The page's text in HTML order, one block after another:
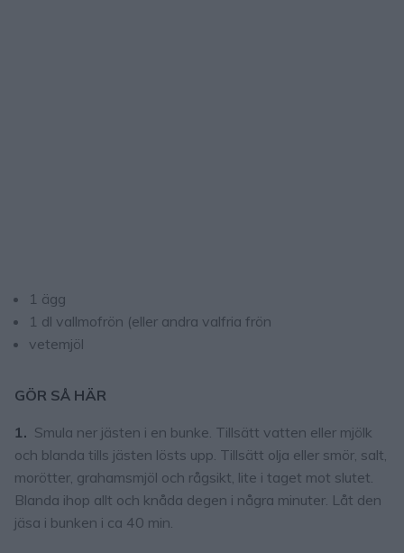
1 ägg
1 dl vallmofrön (eller andra valfria frön
vetemjöl
GÖR SÅ HÄR
1. Smula ner jästen i en bunke. Tillsätt vatten eller mjölk
och blanda tills jästen lösts upp. Tillsätt olja eller smör, salt,
morötter, grahamsmjöl och rågsikt, lite i taget mot slutet.
Blanda ihop allt och knåda degen i några minuter. Låt den
jäsa i bunken i ca 40 min.